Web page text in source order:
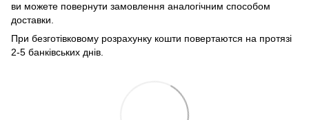
ви можете повернути замовлення аналогічним способом
доставки.
При безготівковому розрахунку кошти повертаются на протязі
2-5 банківських днів.